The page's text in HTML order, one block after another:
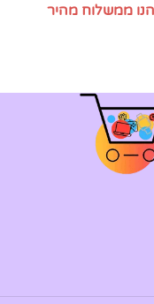
ממשלוח מהיר